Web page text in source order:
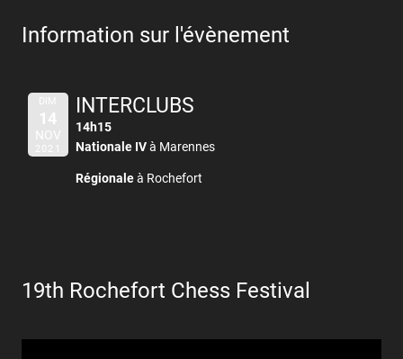
Information sur l'évènement
DIM
14
NOV
2021
INTERCLUBS
14h15
Nationale IVà Marennes
Régionaleà Rochefort
19th Rochefort Chess Festival